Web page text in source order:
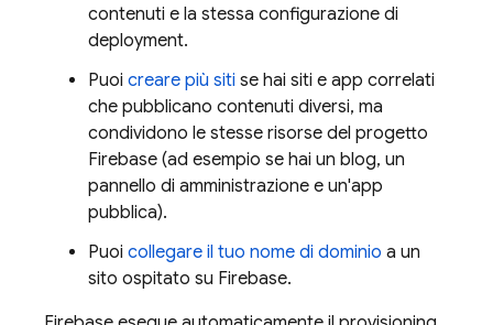
contenuti e la stessa configurazione di
deployment.
Puoi creare più siti se hai siti e app correlati
che pubblicano contenuti diversi, ma
condividono le stesse risorse del progetto
Firebase (ad esempio se hai un blog, un
pannello di amministrazione e un'app
pubblica).
Puoi collegare il tuo nome di dominio a un
sito ospitato su Firebase.